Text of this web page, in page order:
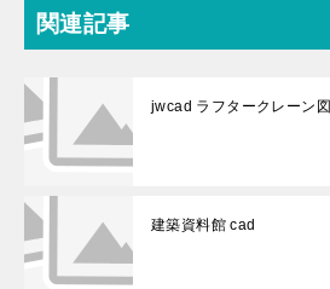
関連記事
jwcad ラフタークレーン図
建築資料館 cad